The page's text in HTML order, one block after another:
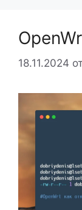
18.11.2024